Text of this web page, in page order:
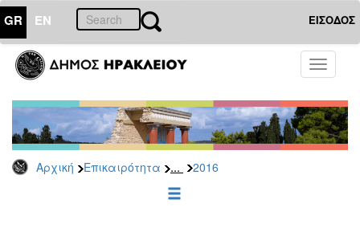
GR EN ΕΙΣΟΔΟΣ
Toggle
Αρχική Επικαιρότητα ... 2016
ΕΠΙΚΑΙΡΟΤΗΤΑ
Τύπου
Αρχείο
2026
2025